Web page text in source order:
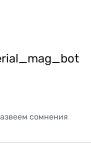
сомнения